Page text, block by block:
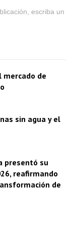
escriba un
mercado de
sin agua y el
presentó su
reafirmando
de